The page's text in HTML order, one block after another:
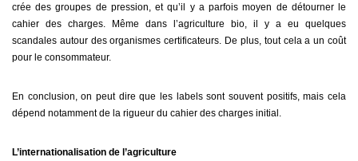
crée des groupes de pression, et qu’il y a parfois moyen de détourner le
cahier des charges. Même dans l’agriculture bio, il y a eu quelques
scandales autour des organismes certificateurs. De plus, tout cela a un coût
pour le consommateur.
En conclusion, on peut dire que les labels sont souvent positifs, mais cela
dépend notamment de la rigueur du cahier des charges initial.
L’internationalisation de l’agriculture